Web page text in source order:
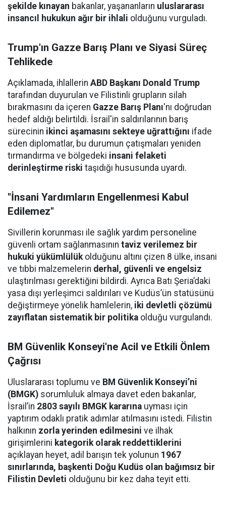
şekilde kınayan bakanlar, yaşananların uluslararası
insancıl hukukun ağır bir ihlali olduğunu vurguladı.
Trump'ın Gazze Barış Planı ve Siyasi Süreç
Tehlikede
Açıklamada, ihlallerin ABD Başkanı Donald Trump
tarafından duyurulan ve Filistinli grupların silah
bırakmasını da içeren Gazze Barış Planı'nı doğrudan
hedef aldığı belirtildi. İsrail'in saldırılarının barış
sürecinin ikinci aşamasını sekteye uğrattığını ifade
eden diplomatlar, bu durumun çatışmaları yeniden
tırmandırma ve bölgedeki insani felaketi
derinleştirme riski taşıdığı hususunda uyardı.
"İnsani Yardımların Engellenmesi Kabul
Edilemez"
Sivillerin korunması ile sağlık yardım personeline
güvenli ortam sağlanmasının taviz verilemez bir
hukuki yükümlülük olduğunu altını çizen 8 ülke, insani
ve tıbbi malzemelerin derhal, güvenli ve engelsiz
ulaştırılması gerektiğini bildirdi. Ayrıca Batı Şeria’daki
yasa dışı yerleşimci saldırıları ve Kudüs’ün statüsünü
değiştirmeye yönelik hamlelerin, iki devletli çözümü
zayıflatan sistematik bir politika olduğu vurgulandı.
BM Güvenlik Konseyi'ne Acil ve Etkili Önlem
Çağrısı
Uluslararası toplumu ve BM Güvenlik Konseyi’ni
(BMGK) sorumluluk almaya davet eden bakanlar,
İsrail’in 2803 sayılı BMGK kararına uyması için
yaptırım odaklı pratik adımlar atılmasını istedi. Filistin
halkının zorla yerinden edilmesini ve ilhak
girişimlerini kategorik olarak reddettiklerini
açıklayan heyet, adil barışın tek yolunun 1967
sınırlarında, başkenti Doğu Kudüs olan bağımsız bir
Filistin Devleti olduğunu bir kez daha teyit etti.